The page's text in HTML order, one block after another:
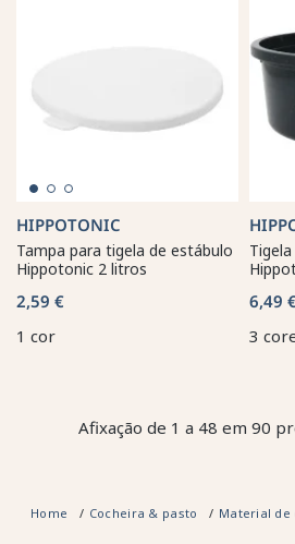
HIPPOTONIC
Tampa para tigela de estábulo
Hippotonic 2 litros
2,59 €
1 cor
6,49
3
Afixação de 1 a 48 em 90
Home Cocheira & pasto Material de